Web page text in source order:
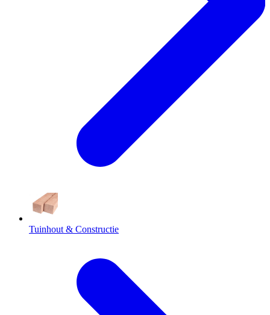
Tuinhout & Constructie